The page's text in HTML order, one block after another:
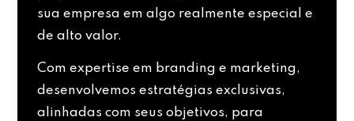
sua empresa em algo realmente especial e
de alto valor.
Com expertise em branding e marketing,
desenvolvemos estratégias exclusivas,
alinhadas com seus objetivos, para